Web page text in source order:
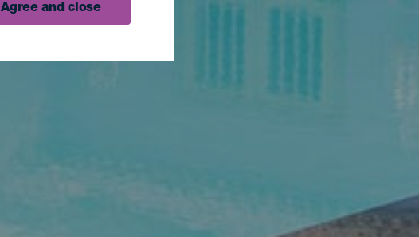
Agree and close